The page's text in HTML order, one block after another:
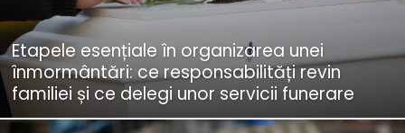
Etapele esențiale în organizarea unei
înmormântări: ce responsabilități revin
familiei și ce delegi unor servicii funerare